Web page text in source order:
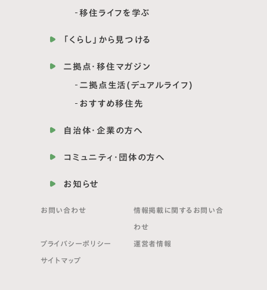
移住ライフを学ぶ
「くらし」から見つける
二拠点・移住マガジン
二拠点生活(デュアルライフ)
おすすめ移住先
自治体・企業の方へ
コミュニティ・団体の方へ
お知らせ
お問い合わせ 情報掲載に関する お問い合
わせ
プライバシーポリシー 運営者情報
サイトマップ